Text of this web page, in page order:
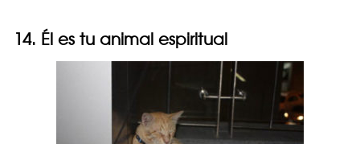
14. Él es tu animal espiritual